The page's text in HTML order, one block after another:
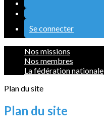
Se connecter
Nos missions
Nos membres
La fédération nationale
Plan du site
Plan du site